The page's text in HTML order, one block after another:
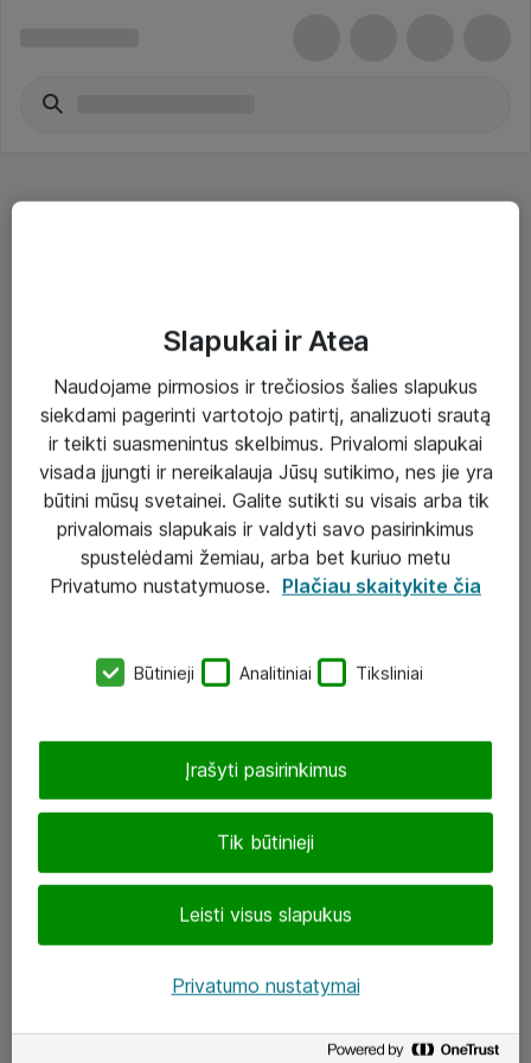
Sprendimai ir paslaugos
Paslaugos
Sprendimai
Įgyvendinti projektai
Atea ekspertų patarimai verslui
UAB „ATEA“
J. Rutkausko g. 6, Vilnius
Atea kontaktai
Aplankykite mus
Slapukai ir Atea
Naudojame pirmosios ir trečiosios šalies slapukus
siekdami pagerinti vartotojo patirtį, analizuoti srautą
ir teikti suasmenintus skelbimus. Privalomi slapukai
visada įjungti ir nereikalauja Jūsų sutikimo, nes jie yra
būtini mūsų svetainei. Galite sutikti su visais arba tik
privalomais slapukais ir valdyti savo pasirinkimus
spustelėdami žemiau, arba bet kuriuo metu
Privatumo nustatymuose. Plačiau skaitykite čia
Būtinieji Analitiniai Tiksliniai
Tik būtinieji
Leisti visus slapukus
Įrašyti pasirinkimus
Privatumo nustatymai